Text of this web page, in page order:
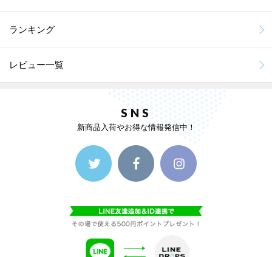
ランキング
レビュー一覧
SNS
新商品入荷やお得な情報発信中！